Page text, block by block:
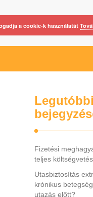
Legutóbbi
Fizetési
teljes
Utasbiztosítás
krónikus
utazás előtt?
a cookie-k használatát